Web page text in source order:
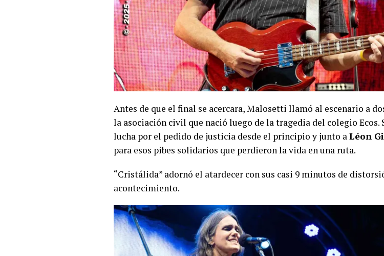
Antes de que el final se acercara, Malosetti llamó al escenario a
la asociación civil que nació luego de la tragedia del colegio Ecos.
lucha por el pedido de justicia desde el principio y junto aLéon
para esos pibes solidarios que perdieron la vida en una ruta.
“Cristálida” adornó el atardecer con sus casi 9 minutos de
acontecimiento.